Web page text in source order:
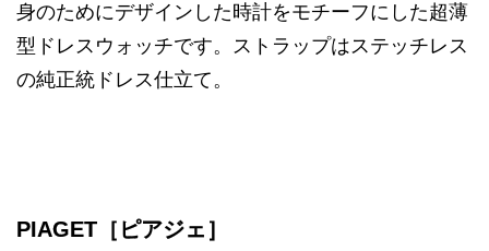
身のためにデザインした時計をモチーフにした超薄
型ドレスウォッチです。ストラップはステッチレス
の純正統ドレス仕立て。
PIAGET［ピアジェ］